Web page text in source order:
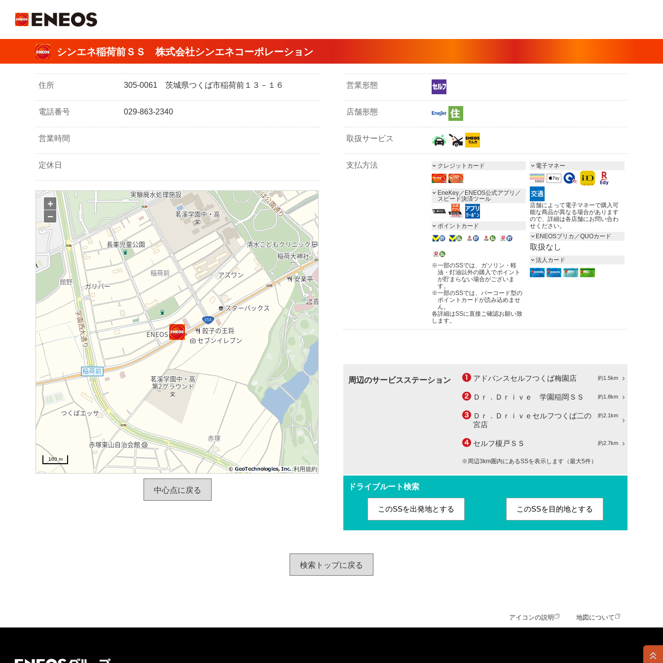
シンエネ稲荷前ＳＳ 株式会社シンエネコーポレーション
住所 305-0061 茨城県つくば市稲荷前１３－１６
電話番号 029-863-2340
営業時間
定休日
利用規約
+
−
100 m
中心点に戻る
営業形態
店舗形態
取扱サービス
支払方法 クレジットカード
EneKey／ENEOS公式アプリ／
スピード決済ツール
ポイントカード
※一部のSSでは、ガソリン・軽
油・灯油以外の購入でポイント
が貯まらない場合がございま
す。
※一部のSSでは、バーコード型の
ポイントカードが読み込めませ
ん。
各詳細はSSに直接ご確認お願い致
します。
電子マネー
店舗によって電子マネーで購入可
能な商品が異なる場合があります
ので、詳細は各店舗にお問い合わ
せください。
ENEOSプリカ／QUOカード
取扱なし
法人カード
周辺のサービスステーション 約1.5km
アドバンスセルフつくば梅園店
約1.8km
Ｄｒ．Ｄｒｉｖｅ 学園稲岡ＳＳ
約2.1km
Ｄｒ．Ｄｒｉｖｅセルフつくば二の
宮店
約2.7km
セルフ榎戸ＳＳ
※周辺3km圏内にあるSSを表示します（最大5件）
ドライブルート検索
このSSを出発地とする このSSを目的地とする
検索トップに戻る
アイコンの説明 地図について